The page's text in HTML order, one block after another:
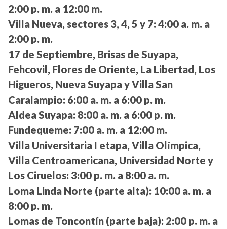
2:00 p. m. a 12:00 m.
Villa Nueva, sectores 3, 4, 5 y 7: 4:00 a. m. a
2:00 p. m.
17 de Septiembre, Brisas de Suyapa,
Fehcovil, Flores de Oriente, La Libertad, Los
Higueros, Nueva Suyapa y Villa San
Caralampio: 6:00 a. m. a 6:00 p. m.
Aldea Suyapa: 8:00 a. m. a 6:00 p. m.
Fundequeme: 7:00 a. m. a 12:00 m.
Villa Universitaria I etapa, Villa Olímpica,
Villa Centroamericana, Universidad Norte y
Los Ciruelos: 3:00 p. m. a 8:00 a. m.
Loma Linda Norte (parte alta): 10:00 a. m. a
8:00 p. m.
Lomas de Toncontín (parte baja): 2:00 p. m. a